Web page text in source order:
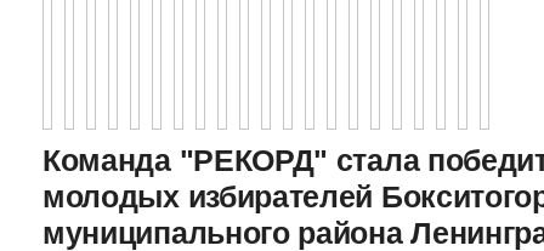
Команда "РЕКОРД" стала
молодых избирателей
муниципального района